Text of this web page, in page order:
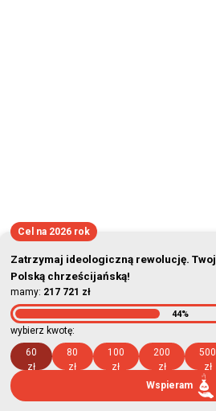
Cel na 2026 rok
Zatrzymaj ideologiczną rewolucję.
Polską chrześcijańską!
mamy: 217 721 zł
44%
wybierz kwotę:
60
zł
80
zł
100
zł
200
zł
500
zł
Wspieram